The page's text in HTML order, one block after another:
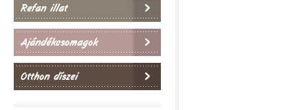
Refan illat
Ajándékcsomagok
Otthon díszei